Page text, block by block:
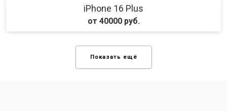
iPhone 16 Plus
от 40000 руб.
Показать ещё